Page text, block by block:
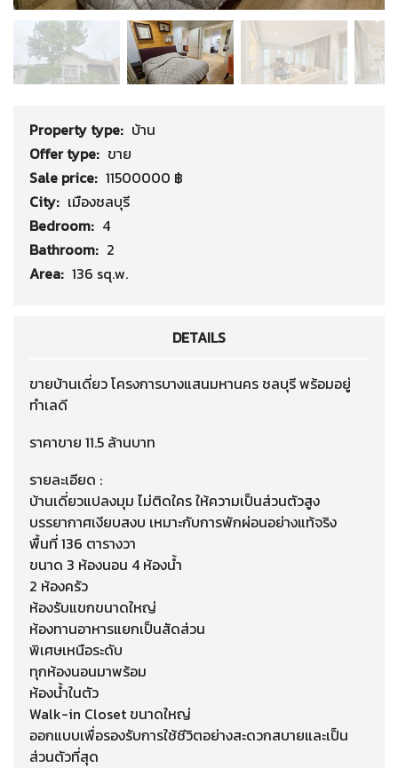
Property type: บ้าน
Offer type: ขาย
Sale price: 11500000 ฿
City: เมืองชลบุรี
Bedroom: 4
Bathroom: 2
Area: 136 sq.w.
DETAILS
ขายบ้านเดี่ยว โครงการบางแสนมหานคร ชลบุรี พร้อมอยู่
ทำเลดี
ราคาขาย 11.5 ล้านบาท
รายละเอียด :
บ้านเดี่ยวแปลงมุม ไม่ติดใคร ให้ความเป็นส่วนตัวสูง
บรรยากาศเงียบสงบ เหมาะกับการพักผ่อนอย่างแท้จริง
พื้นที่ 136 ตารางวา
ขนาด 3 ห้องนอน 4 ห้องน้ำ
2 ห้องครัว
ห้องรับแขกขนาดใหญ่
ห้องทานอาหารแยกเป็นสัดส่วน
พิเศษเหนือระดับ
ทุกห้องนอนมาพร้อม
ห้องน้ำในตัว
Walk-in Closet ขนาดใหญ่
ออกแบบเพื่อรองรับการใช้ชีวิตอย่างสะดวกสบายและเป็น
ส่วนตัวที่สุด